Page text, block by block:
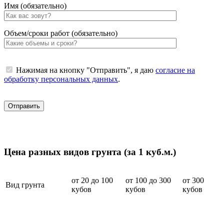
Имя (обязательно)
Объем/сроки работ (обязательно)
Нажимая на кнопку "Отправить", я даю согласие на
обработку персональных данных.
Цена разных видов грунта (за 1 куб.м.)
Вид грунта
от 20 до 100
кубов
от 100 до 300
кубов
от 300
кубов